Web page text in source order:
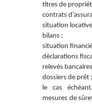
titres de
contrats
situation
bilans ;
situation
déclarations
relevés
dossiers de prêt ;
le cas
mesures de